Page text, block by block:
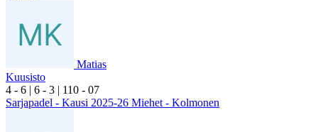
Matias
Kuusisto
4 - 6 | 6 - 3 | 110 - 07
Sarjapadel - Kausi 2025-26 Miehet - Kolmonen